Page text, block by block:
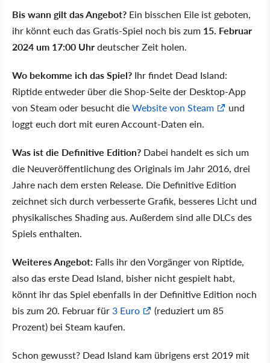
Bis wann gilt das Angebot? Ein bisschen Eile ist geboten,
ihr könnt euch das Gratis-Spiel noch bis zum 15. Februar
2024 um 17:00 Uhrdeutscher Zeit holen.
Wo bekomme ich das Spiel? Ihr findet Dead Island:
Riptide entweder über die Shop-Seite der Desktop-App
von Steam oder besucht dieWebsite von Steam
und
loggt euch dort mit euren Account-Daten ein.
Was ist die Definitive Edition? Dabei handelt es sich um
die Neuveröffentlichung des Originals im Jahr 2016, drei
Jahre nach dem ersten Release. Die Definitive Edition
zeichnet sich durch verbesserte Grafik, besseres Licht und
physikalisches Shading aus. Außerdem sind alle DLCs des
Spiels enthalten.
Weiteres Angebot: Falls ihr den Vorgänger von Riptide,
also das erste Dead Island, bisher nicht gespielt habt,
könnt ihr das Spiel ebenfalls in der Definitive Edition noch
bis zum 20. Februar für3 Euro
(reduziert um 85
Prozent) bei Steam kaufen.
Schon gewusst? Dead Island kam übrigens erst 2019 mit